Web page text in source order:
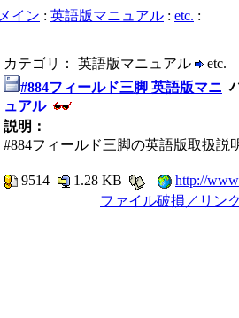
メイン : 英語版マニュアル : etc. :
カテゴリ： 英語版マニュアル
etc.
#884フィールド三脚 英語版マニ
ュアル
説明：
#884フィールド三脚の英語版取扱説
9514 1.28 KB
http://
ファイル破損／リン